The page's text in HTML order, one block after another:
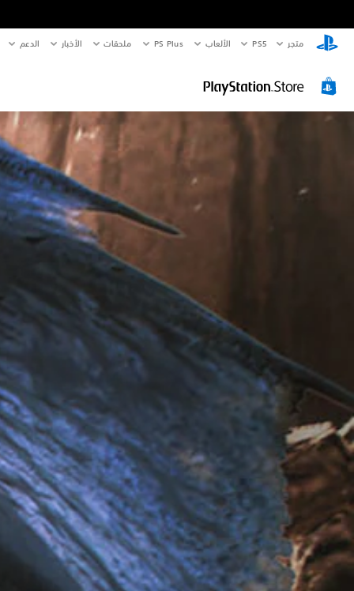
متجر PS5‏ الألعاب PS Plus ملحقات الأخبار الدعم